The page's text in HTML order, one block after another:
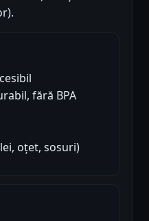
fără BPA
oțet, sosuri)